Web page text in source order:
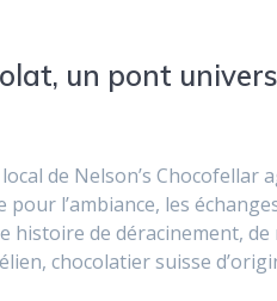
un pont
de Nelson’s Chocofellar
l’ambiance, les
histoire de déracinement, de
chocolatier suisse